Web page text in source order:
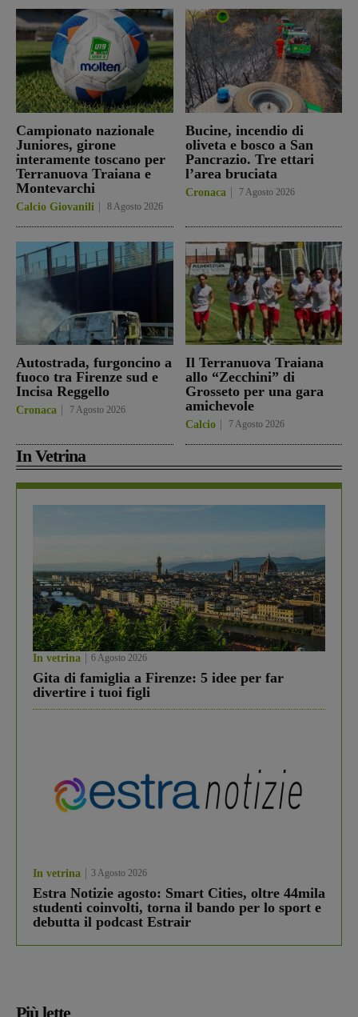
Campionato nazionale
Juniores, girone
interamente toscano per
Terranuova Traiana e
Montevarchi
Calcio Giovanili 8 Agosto 2026
Bucine, incendio di
oliveta e bosco a San
Pancrazio. Tre ettari
l’area bruciata
Cronaca 7 Agosto 2026
Autostrada, furgoncino a
fuoco tra Firenze sud e
Incisa Reggello
Cronaca 7 Agosto 2026
Il Terranuova Traiana
allo “Zecchini” di
Grosseto per una gara
amichevole
Calcio 7 Agosto 2026
In Vetrina
In vetrina 6 Agosto 2026
Gita di famiglia a Firenze: 5 idee per far
divertire i tuoi figli
In vetrina 3 Agosto 2026
Estra Notizie agosto: Smart Cities, oltre 44mila
studenti coinvolti, torna il bando per lo sport e
debutta il podcast Estrair
Più lette